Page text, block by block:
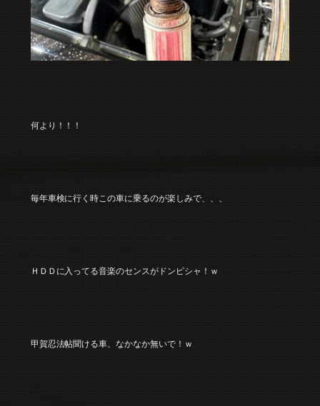
何より！！！
毎年車検に行く時この車に乗るのが楽しみで、、、
ＨＤＤに入ってる音楽のセンスがドンピシャ！ｗ
甲賀忍法帖聞ける車、なかなか無いで！ｗ